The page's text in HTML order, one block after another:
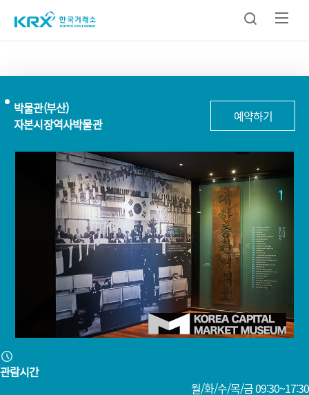
박물관(부산)
자본시장역사박물관
예약하기
관람시간
월/화/수/목/금 09:30~17:30